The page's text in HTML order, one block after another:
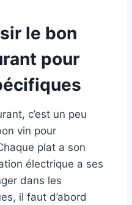
le bon
pour
c’est un peu
vin pour
plat a son
électrique a ses
dans les
il faut d’abord